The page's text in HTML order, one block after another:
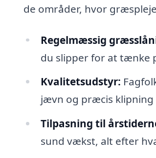
de områder, hvor
Regelmæssig
du slipper for at tænke
Kvalitetsudstyr:
jævn og præcis
Tilpasning til
sund vækst, alt efter